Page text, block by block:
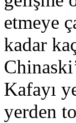
etmeye
kadar
Kafayı
yerden